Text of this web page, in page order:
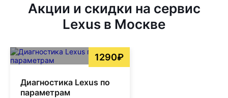
Акции и скидки на сервис
Lexus в Москве
1290₽
Диагностика Lexus по
параметрам